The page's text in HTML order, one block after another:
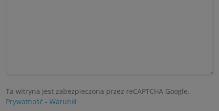
Ta witryna jest zabezpieczona przez reCAPTCHA Google.
Prywatność - Warunki